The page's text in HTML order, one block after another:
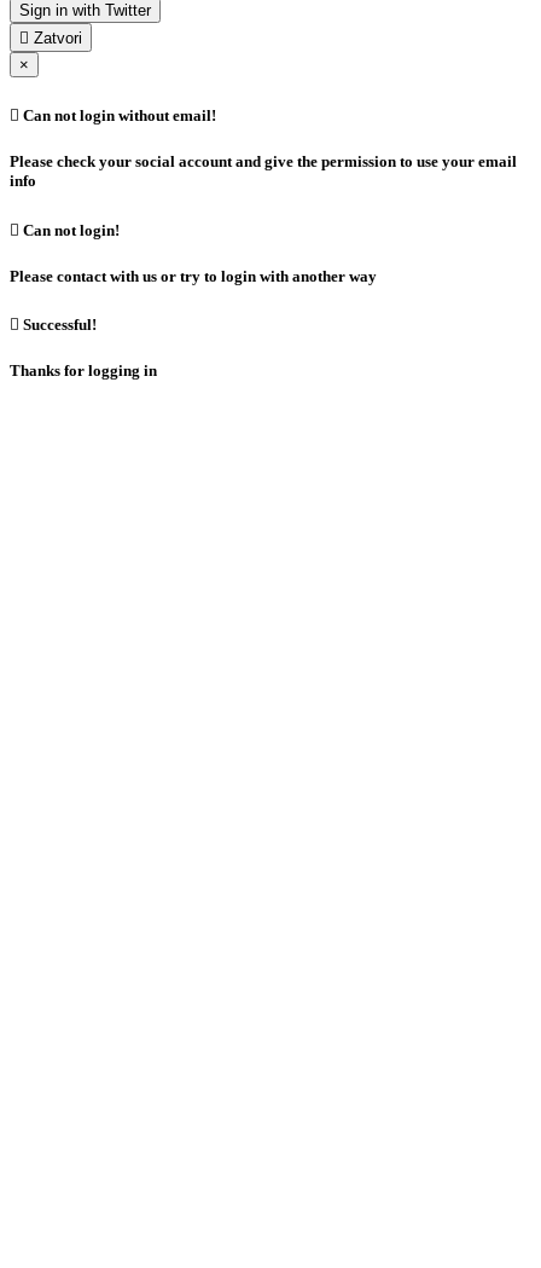
Sign in with Twitter
 Zatvori
×
 Can not login without email!
Please check your social account and give the permission to use your email
info
 Can not login!
Please contact with us or try to login with another way
 Successful!
Thanks for logging in